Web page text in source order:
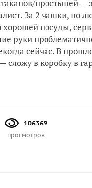
простыней —
За 2 чашки, но
посуды,
руки
сейчас. В
в коробку в
106369
просмотров